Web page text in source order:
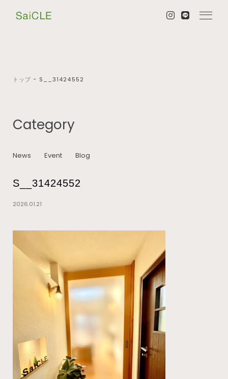
トップ − S__31424552
Category
News Event Blog
S__31424552
2026.01.21